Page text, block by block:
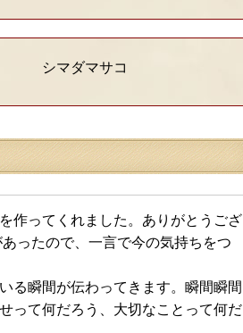
シマダマサコ
作ってくれました。ありがとうござ
あったので、一言で今の気持ちをつ
る瞬間が伝わってきます。瞬間瞬間
って何だろう、大切なことって何だ